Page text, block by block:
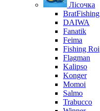
Лісочка
BratFishing
DAIWA
Fanatik
Feima
Fishing Roi
Flagman
Kalipso
Konger
Momoi
Salmo
Trabucco